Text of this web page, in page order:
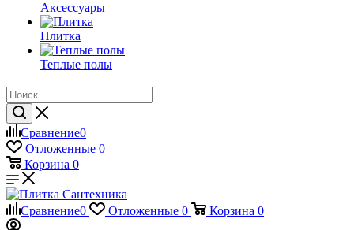
Аксессуары
Плитка
Теплые полы
Сравнение0
Отложенные 0
Корзина 0
Сравнение0 Отложенные 0 Корзина 0